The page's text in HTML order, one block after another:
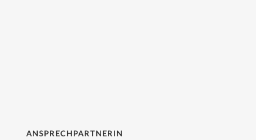
ANSPRECHPARTNERIN